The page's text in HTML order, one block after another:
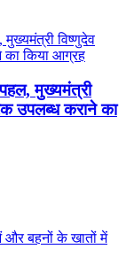
मुख्यमंत्री
उपलब्ध कराने का